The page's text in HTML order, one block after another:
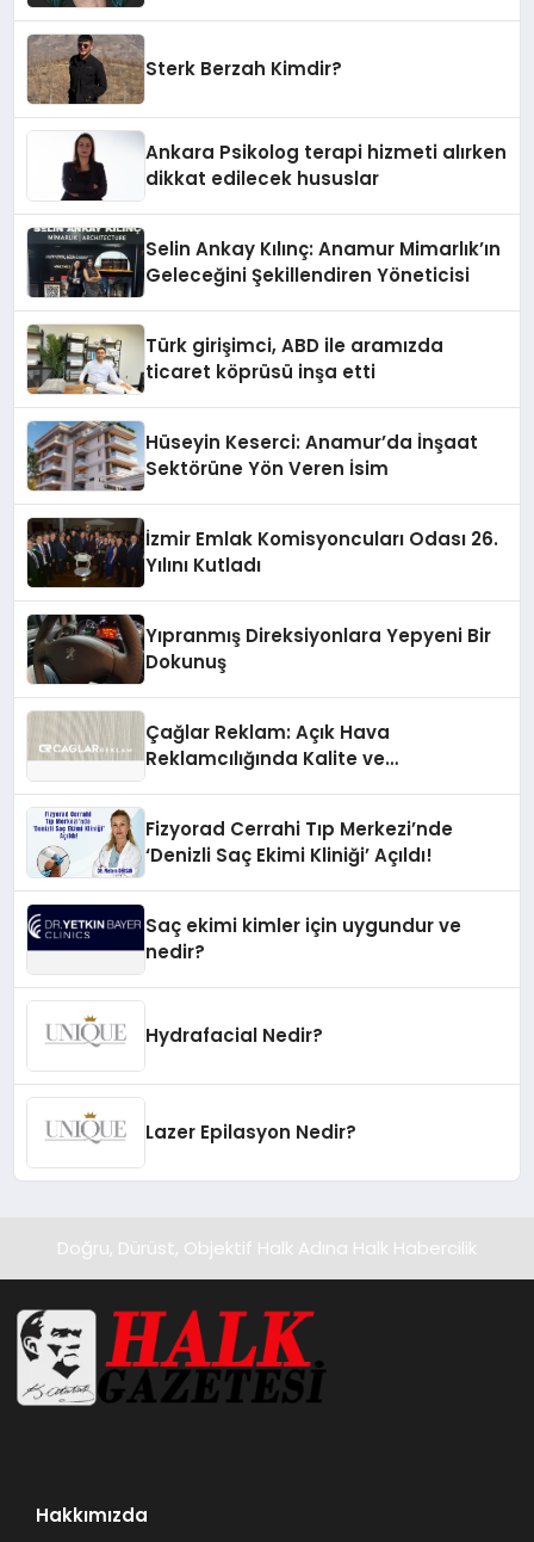
Sterk Berzah Kimdir?
Ankara Psikolog terapi hizmeti alırken
dikkat edilecek hususlar
Selin Ankay Kılınç: Anamur Mimarlık’ın
Geleceğini Şekillendiren Yöneticisi
Türk girişimci, ABD ile aramızda
ticaret köprüsü inşa etti
Hüseyin Keserci: Anamur’da İnşaat
Sektörüne Yön Veren İsim
İzmir Emlak Komisyoncuları Odası 26.
Yılını Kutladı
Yıpranmış Direksiyonlara Yepyeni Bir
Dokunuş
Çağlar Reklam: Açık Hava
Reklamcılığında Kalite ve
Fizyorad Cerrahi Tıp Merkezi’nde
‘Denizli Saç Ekimi Kliniği’ Açıldı!
Saç ekimi kimler için uygundur ve
nedir?
Hydrafacial Nedir?
Lazer Epilasyon Nedir?
Doğru, Dürüst, Objektif Halk Adına Halk Habercilik
Hakkımızda